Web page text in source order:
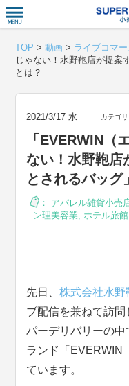
TOP >動画 > ライブコマー
じゃない！水野鞄店が提案
とは？
2021/3/17 水 カテゴリ
「EVERWIN（
ない！水野鞄店
とされるバッグ
： アパレル雑貨小売
ン理美容業, ホテル旅
先日、株式会社水野
ブ配信を兼ねて訪
パーデリバリーの
ランド「EVERWIN
ています。